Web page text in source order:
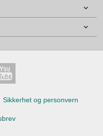
Sikkerhet og personvern